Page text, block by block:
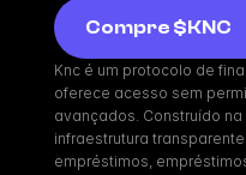
Compre $KNC
Knc é um protocolo de
oferece acesso sem
avançados. Construído
infraestrutura
empréstimos,